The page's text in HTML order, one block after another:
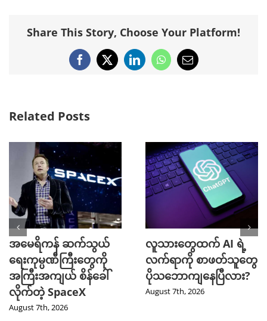
Share This Story, Choose Your Platform!
Facebook
X LinkedInWhatsApp
Email
Related Posts
အမေရိကန် ဆက်သွယ်
ရေးကုမ္ပဏီကြီးတွေကို
အကြီးအကျယ် စိန်ခေါ်
လိုက်တဲ့ SpaceX
August 7th, 2026
လူသားတွေထက် AI ရဲ့
လက်ရာကို စာဖတ်သူတွေ
ပိုသဘောကျနေပြီလား?
August 7th, 2026